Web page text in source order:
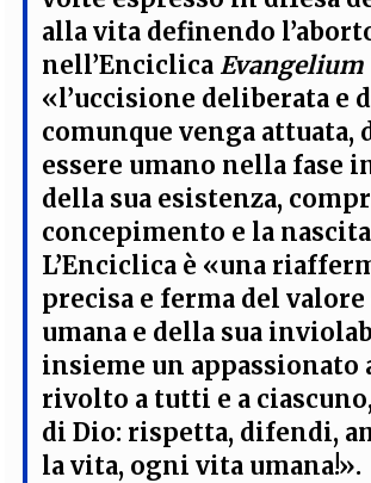
alla vita definendo
nell’Enciclica Evangelium
«l’uccisione deliberata e
comunque venga attuata,
essere umano nella fase
della sua esistenza,
concepimento e la
L’Enciclica è «una
precisa e ferma del
umana e della sua
insieme un appassionato
rivolto a tutti e a
di Dio: rispetta, difendi,
la vita, ogni vita umana!».